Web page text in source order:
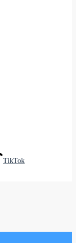
TikTok